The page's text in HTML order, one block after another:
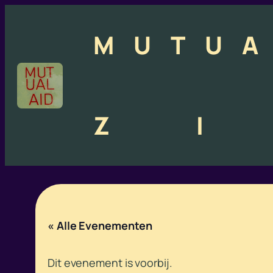
M U T U A
Z I
« Alle Evenementen
Dit evenement is voorbij.